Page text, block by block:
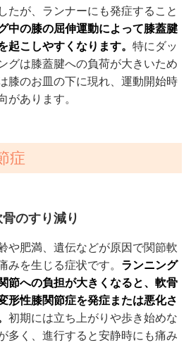
たが、ランナーにも発症すること
中の膝の屈伸運動によって膝蓋腱
起こしやすくなります。特にダッ
グは膝蓋腱への負荷が大きいため
膝のお皿の下に現れ、運動開始時
があります。
症
のすり減り
や肥満、遺伝などが原因で関節軟
みを生じる症状です。 ランニング
節への負担が大きくなると、軟骨
形性膝関節症を発症または悪化さ
初期には立ち上がりや歩き始めな
多く、進行すると安静時にも痛み